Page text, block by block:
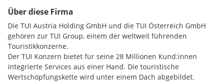
Über diese Firma
Die TUI Austria Holding GmbH und die TUI Österreich GmbH
gehören zur TUI Group, einem der weltweit führenden
Touristikkonzerne.
Der TUI Konzern bietet für seine 28 Millionen Kund:innen
integrierte Services aus einer Hand. Die touristische
Wertschöpfungskette wird unter einem Dach abgebildet.